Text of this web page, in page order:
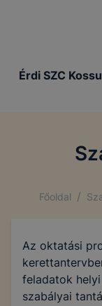
Érdi SZC
Főoldal /
Az oktatási
feladatok
szabályai